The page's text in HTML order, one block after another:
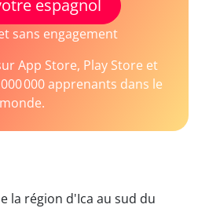
espagnol
sans engagement
App Store, Play Store et
000 apprenants dans le
monde.
la région d'Ica au sud du